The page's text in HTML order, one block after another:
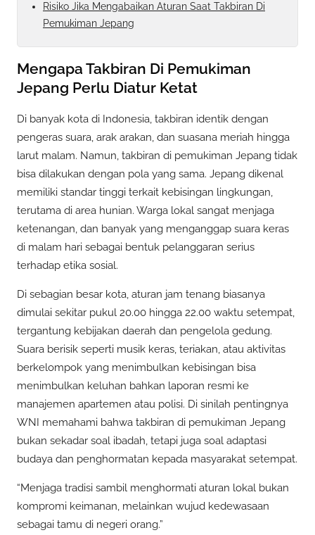
Risiko Jika Mengabaikan Aturan Saat Takbiran Di
Pemukiman Jepang
Mengapa Takbiran Di Pemukiman
Jepang Perlu Diatur Ketat
Di banyak kota di Indonesia, takbiran identik dengan
pengeras suara, arak arakan, dan suasana meriah hingga
larut malam. Namun, takbiran di pemukiman Jepang tidak
bisa dilakukan dengan pola yang sama. Jepang dikenal
memiliki standar tinggi terkait kebisingan lingkungan,
terutama di area hunian. Warga lokal sangat menjaga
ketenangan, dan banyak yang menganggap suara keras
di malam hari sebagai bentuk pelanggaran serius
terhadap etika sosial.
Di sebagian besar kota, aturan jam tenang biasanya
dimulai sekitar pukul 20.00 hingga 22.00 waktu setempat,
tergantung kebijakan daerah dan pengelola gedung.
Suara berisik seperti musik keras, teriakan, atau aktivitas
berkelompok yang menimbulkan kebisingan bisa
menimbulkan keluhan bahkan laporan resmi ke
manajemen apartemen atau polisi. Di sinilah pentingnya
WNI memahami bahwa takbiran di pemukiman Jepang
bukan sekadar soal ibadah, tetapi juga soal adaptasi
budaya dan penghormatan kepada masyarakat setempat.
“Menjaga tradisi sambil menghormati aturan lokal bukan
kompromi keimanan, melainkan wujud kedewasaan
sebagai tamu di negeri orang.”